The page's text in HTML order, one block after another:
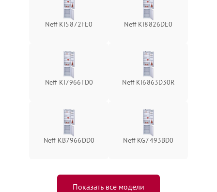
Neff KI5872FE0 Neff KI8826DE0
Neff KI7966FD0 Neff KI6863D30R
Neff KB7966DD0 Neff KG7493BD0
Показать все модели